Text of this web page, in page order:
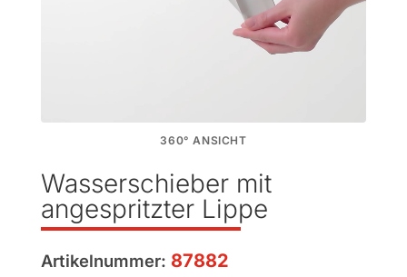
360° ANSICHT
Wasserschieber mit
angespritzter Lippe
Artikelnummer: 87882